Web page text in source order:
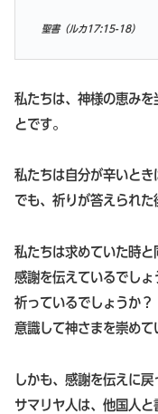
聖書（ルカ17:15-18）
私たちは、神様の恵み
とです。
私たちは自分が辛いとき
でも、祈りが答えられた
私たちは求めていた時と
感謝を伝えているでしょ
祈っているでしょうか？
意識して神さまを崇めて
しかも、感謝を伝えに戻
サマリヤ人は、他国人